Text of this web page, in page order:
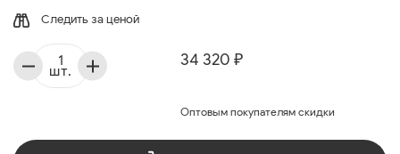
Следить за ценой
34 320 ₽
Оптовым покупателям скидки
шт.